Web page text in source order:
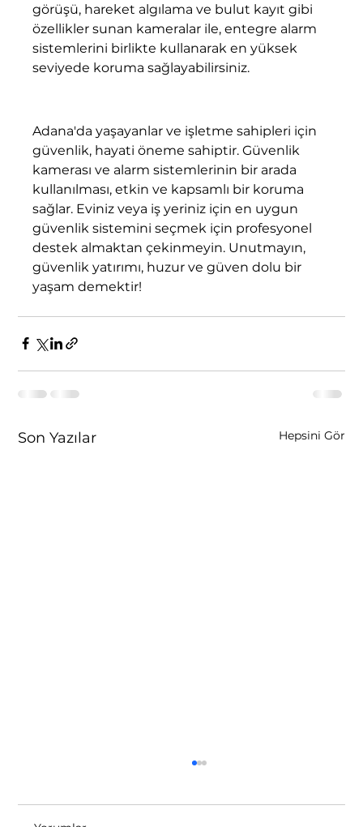
görüşü, hareket algılama ve bulut kayıt gibi
özellikler sunan kameralar ile, entegre alarm
sistemlerini birlikte kullanarak en yüksek
seviyede koruma sağlayabilirsiniz.
Adana'da yaşayanlar ve işletme sahipleri için
güvenlik, hayati öneme sahiptir. Güvenlik
kamerası ve alarm sistemlerinin bir arada
kullanılması, etkin ve kapsamlı bir koruma
sağlar. Eviniz veya iş yeriniz için en uygun
güvenlik sistemini seçmek için profesyonel
destek almaktan çekinmeyin. Unutmayın,
güvenlik yatırımı, huzur ve güven dolu bir
yaşam demektir!
Son Yazılar Hepsini Gör